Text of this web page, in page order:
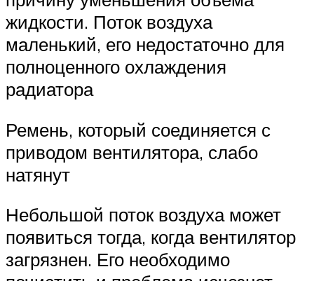
жидкости. Поток воздуха
маленький, его недостаточно для
полноценного охлаждения
радиатора
Ремень, который соединяется с
приводом вентилятора, слабо
натянут
Небольшой поток воздуха может
появиться тогда, когда вентилятор
загрязнен. Его необходимо